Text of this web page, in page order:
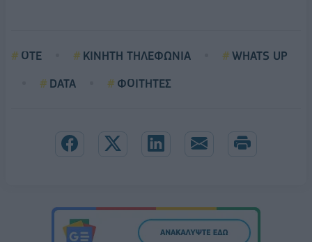
ΟΤΕ ΚΙΝΗΤΗ ΤΗΛΕΦΩΝΙΑ
WHATS UP
DATA
ΦΟΙΤΗΤΕΣ